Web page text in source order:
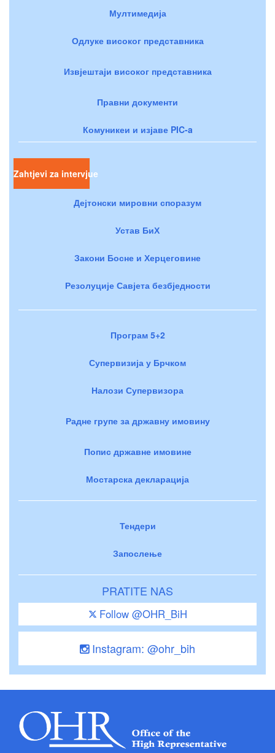
Мултимедија
Одлуке високог представника
Извјештаји високог представника
Правни документи
Комуникеи и изјаве PIC-a
Zahtjevi za intervjue
Дејтонски мировни споразум
Устав БиХ
Закони Босне и Херцеговине
Резолуције Савјета безбједности
Програм 5+2
Супервизија у Брчком
Налози Супервизора
Радне групе за државну имовину
Попис државне имовине
Мостарска декларација
Тендери
Запослење
PRATITE NAS
Follow @OHR_BiH
Instagram: @ohr_bih